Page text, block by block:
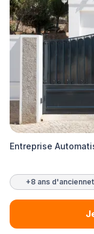
Entreprise
+8 ans